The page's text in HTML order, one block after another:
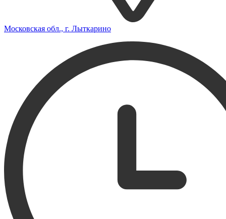
Московская обл., г. Лыткарино